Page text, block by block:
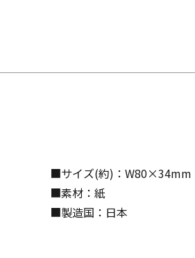
■サイズ(約)：W80×34mm
■素材：紙
■製造国：日本